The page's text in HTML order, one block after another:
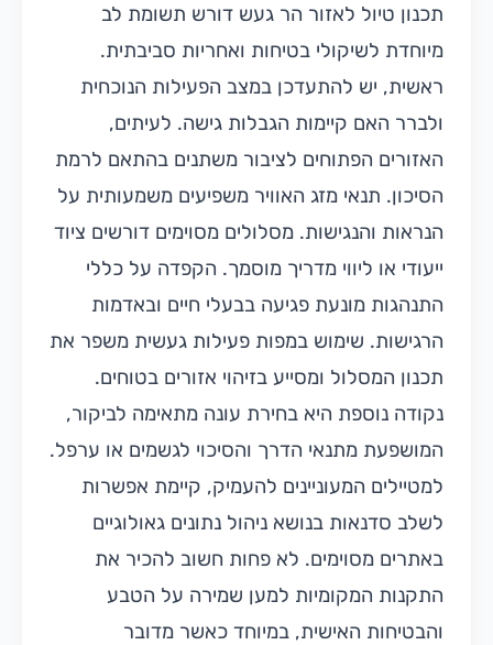
תכנון טיול לאזור הר געש דורש תשומת לב
מיוחדת לשיקולי בטיחות ואחריות סביבתית.
ראשית, יש להתעדכן במצב הפעילות הנוכחית
ולברר האם קיימות הגבלות גישה. לעיתים,
האזורים הפתוחים לציבור משתנים בהתאם לרמת
הסיכון. תנאי מזג האוויר משפיעים משמעותית על
הנראות והנגישות. מסלולים מסוימים דורשים ציוד
ייעודי או ליווי מדריך מוסמך. הקפדה על כללי
התנהגות מונעת פגיעה בבעלי חיים ובאדמות
הרגישות. שימוש במפות פעילות געשית משפר את
תכנון המסלול ומסייע בזיהוי אזורים בטוחים.
נקודה נוספת היא בחירת עונה מתאימה לביקור,
המושפעת מתנאי הדרך והסיכוי לגשמים או ערפל.
למטיילים המעוניינים להעמיק, קיימת אפשרות
לשלב סדנאות בנושא ניהול נתונים גאולוגיים
באתרים מסוימים. לא פחות חשוב להכיר את
התקנות המקומיות למען שמירה על הטבע
והבטיחות האישית, במיוחד כאשר מדובר